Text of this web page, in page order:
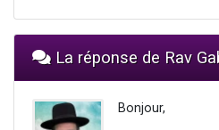
La réponse de Rav
Bonjour,